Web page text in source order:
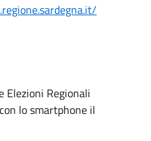
Regionali
lo smartphone il